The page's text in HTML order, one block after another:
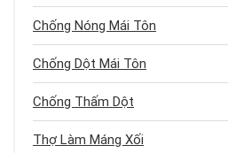
Chống Nóng Mái Tôn
Chống Dột Mái Tôn
Chống Thấm Dột
Thợ Làm Máng Xối